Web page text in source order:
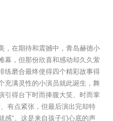
，在期待和震撼中，青岛赫德小
幕，但那份欣喜和感动却久久萦
练磨合最终使得四个精彩故事得
充满灵性的小演员就此诞生，舞
引得台下时而捧腹大笑、时而掌
有点紧张，但最后演出完却特
感”。这是来自孩子们心底的声